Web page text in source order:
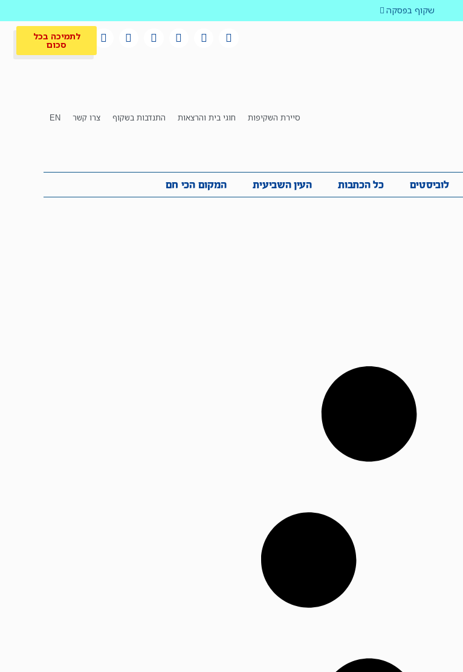
שקוף בפסקה
לתמיכה בכל
סכום
סיירת השקיפות חוגי בית והרצאות התנדבות בשקוף צרו קשר EN
לוביסטים כל הכתבות העין השביעית המקום הכי חם
לוביסטים כל הכתבות העין השביעית המקום הכי חם לתמיכה בכל